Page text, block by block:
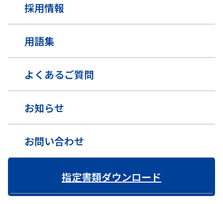
採用情報
用語集
よくあるご質問
お知らせ
お問い合わせ
指定書類ダウンロード